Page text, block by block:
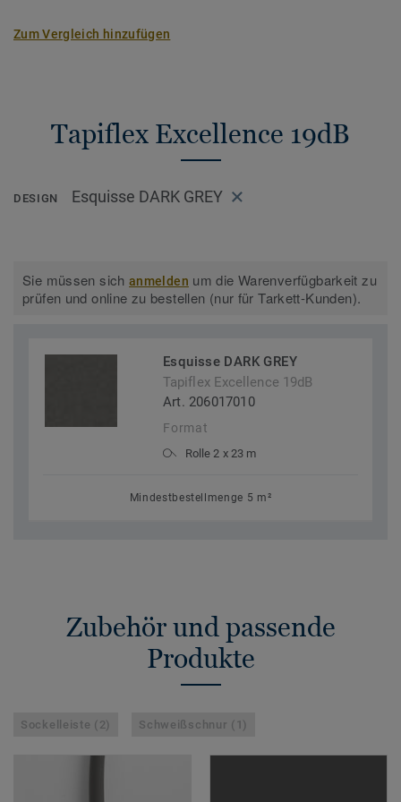
Zum Vergleich hinzufügen
Tapiflex Excellence 19dB
DESIGN Esquisse DARK GREY
Sie müssen sichanmelden um die Warenverfügbarkeit zu
prüfen und online zu bestellen (nur für Tarkett-Kunden).
Esquisse DARK GREY
Tapiflex Excellence 19dB
Art. 206017010
Format
Rolle 2 x 23 m
Mindestbestellmenge 5 m²
Zubehör und passende
Produkte
Sockelleiste (2) Schweißschnur (1)